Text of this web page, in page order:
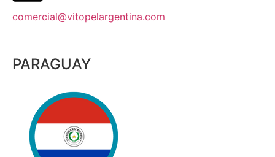
comercial@vitopelargentina.com​
PARAGUAY